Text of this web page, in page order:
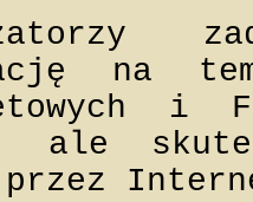
na
i
ale
przez